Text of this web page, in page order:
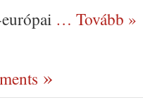
… Tovább »